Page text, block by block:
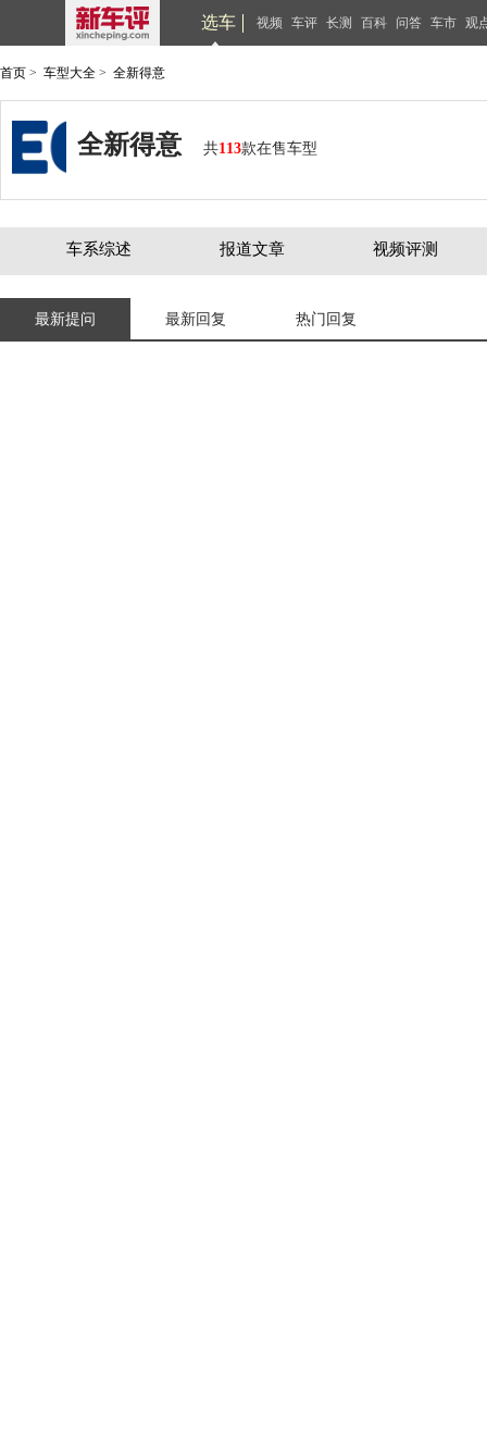
选车 视频 车评 长测 百科 问答 车市 观
首页 > 车型大全 > 全新得意
全新得意 共113款在售车型
车系综述 报道文章 视频评测
最新提问 最新回复 热门回复